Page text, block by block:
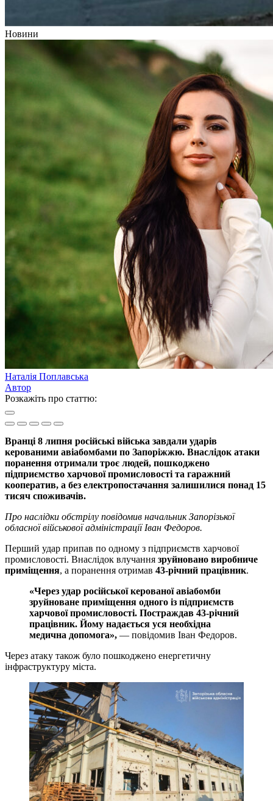
Новини
Наталія Поплавська
Автор
Розкажіть про статтю:
Вранці 8 липня російські війська завдали ударів
керованими авіабомбами по Запоріжжю. Внаслідок атаки
поранення отримали троє людей, пошкоджено
підприємство харчової промисловості та гаражний
кооператив, а без електропостачання залишилися понад 15
тисяч споживачів.
Про наслідки обстрілу повідомив начальник Запорізької
обласної військової адміністрації Іван Федоров.
Перший удар припав по одному з підприємств харчової
промисловості. Внаслідок влучання зруйновано виробниче
приміщення, а поранення отримав 43-річний працівник.
«Через удар російської керованої авіабомби
зруйноване приміщення одного із підприємств
харчової промисловості. Постраждав 43-річний
працівник. Йому надається уся необхідна
медична допомога», — повідомив Іван Федоров.
Через атаку також було пошкоджено енергетичну
інфраструктуру міста.